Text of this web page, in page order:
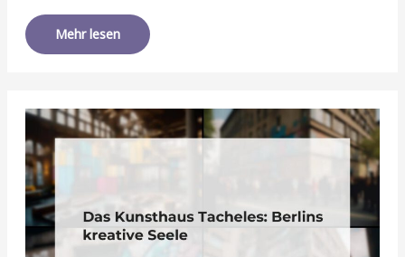
Mehr lesen